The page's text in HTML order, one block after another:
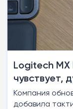
Logitech
чувствует,
Компания
добавила